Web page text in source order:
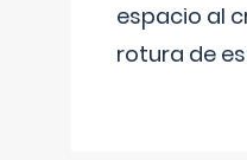
espacio al
rotura de